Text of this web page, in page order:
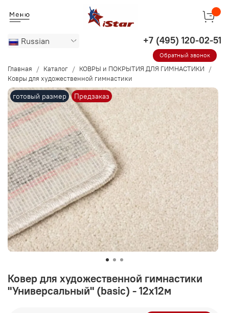
Russian
Обратный звонок
Главная Каталог
КОВРЫ и ПОКРЫТИЯ ДЛЯ ГИМНАСТИКИ
Ковры для художественной гимнастики
готовый размер Предзаказ
Ковер для художественной гимнастики
"Универсальный" (basic) - 12х12м